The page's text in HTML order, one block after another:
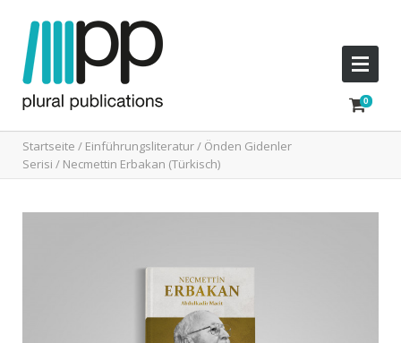
Startseite / Einführungsliteratur/ Önden Gidenler
Serisi / Necmettin Erbakan (Türkisch)